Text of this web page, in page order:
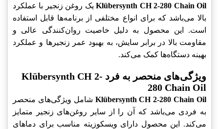
Klübersynth CH 2-280 Chain Oilیک روغن زنجیر با عملکرد
بالا می‌باشد که برای انواع مختلفی از برنامه‌ها قابل استفاده
است. این محصول به دلیل خاصیت روان‌کنندگی عالی و
مقاومت بالا در برابر سایش، به بهبود عمر زنجیرها و عملکرد
بهینه دستگاه‌ها کمک می‌کند.
ویژگی‌های منحصر به فرد Klübersynth CH 2-
280 Chain Oil
Klübersynth CH 2-280 Chain Oil شامل ویژگی‌های منحصر
به فردی می‌باشد که آن را از سایر روغن‌های زنجیر متمایز
می‌کند. این محصول دارای ویسکوزیته مناسب برای دماهای